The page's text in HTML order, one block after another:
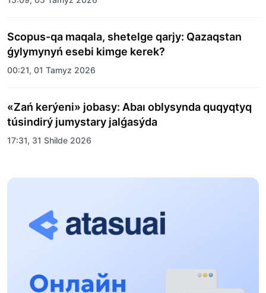
Scopus-qa maqala, shetelge qarjy: Qazaqstan
ǵylymynyń esebi kimge kerek?
00:21, 01 Tamyz 2026
«Zań kerýeni» jobasy: Abaı oblysynda quqyqtyq
túsindirý jumystary jalǵasýda
17:31, 31 Shilde 2026
Halyqaralyq «Formýla-1 H2O» jarysyn Qonaev
13:13, 30 Shilde 2026
12:01, 28 Shilde 2026